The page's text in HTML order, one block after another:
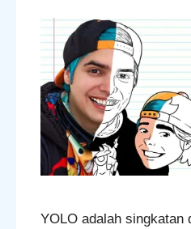
YOLO adalah singkatan